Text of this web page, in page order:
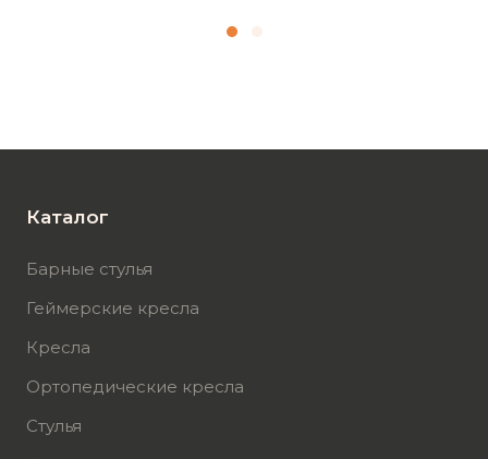
Каталог
Барные стулья
Геймерские кресла
Кресла
Ортопедические кресла
Стулья